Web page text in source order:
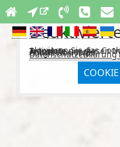
Aktivieren Sie das
Externe Medien > Google Translateum diesen
Anbieter: Google
Google Übersetzer.
Datenschutzerklärung